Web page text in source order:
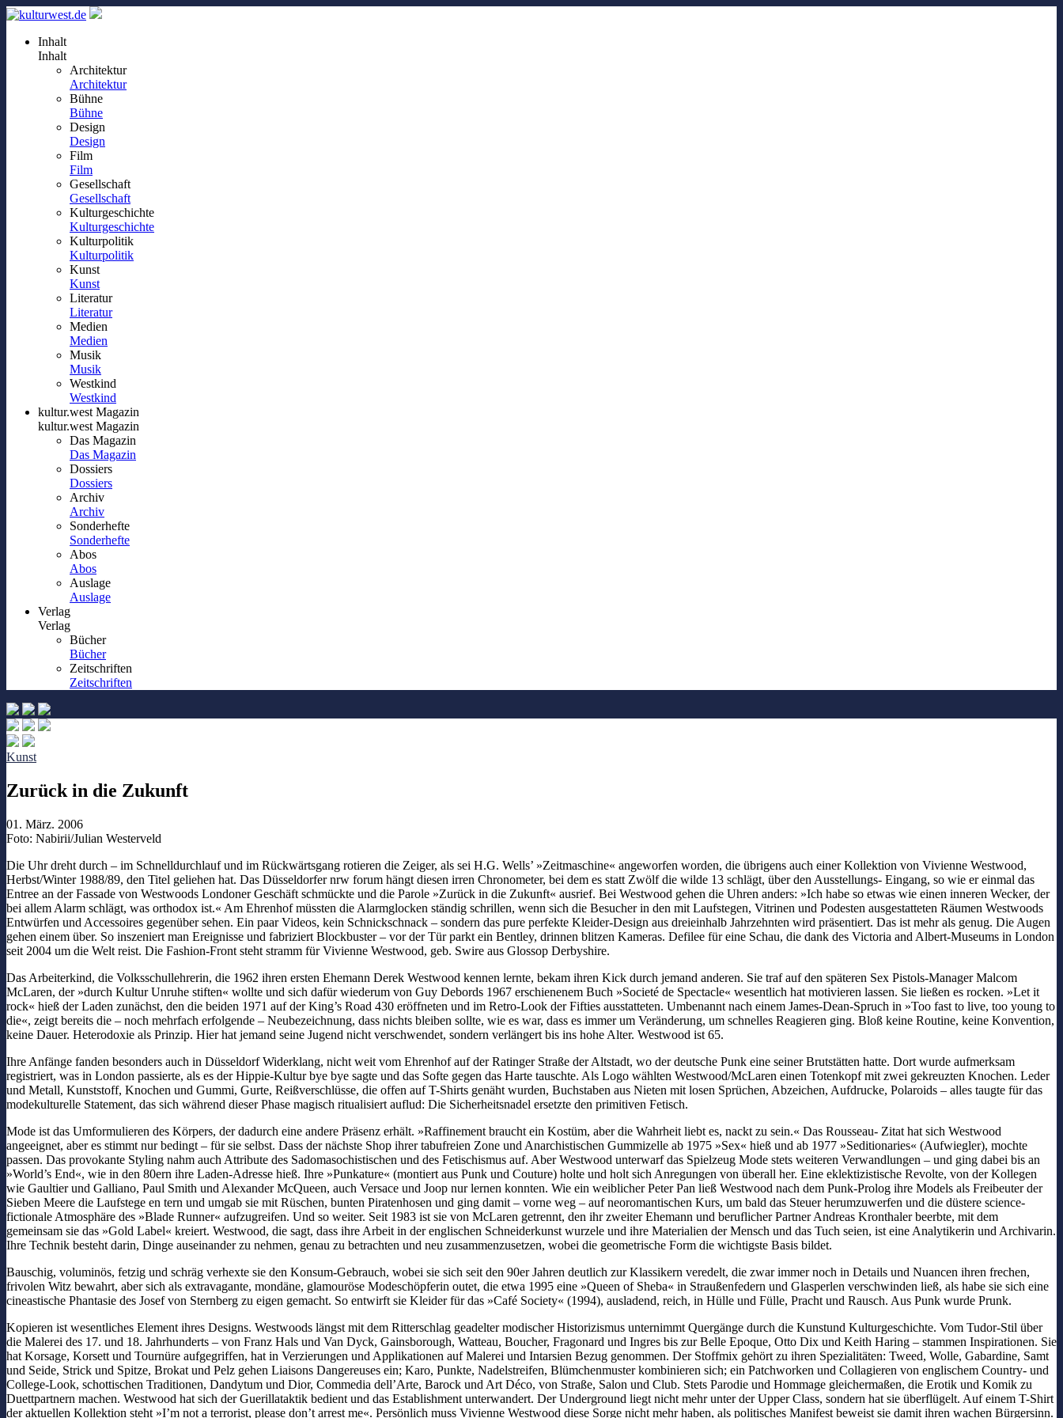
Inhalt
Inhalt
Architektur
Architektur
Bühne
Bühne
Design
Design
Film
Film
Gesellschaft
Gesellschaft
Kulturgeschichte
Kulturgeschichte
Kulturpolitik
Kulturpolitik
Kunst
Kunst
Literatur
Literatur
Medien
Medien
Musik
Musik
Westkind
Westkind
kultur.west Magazin
kultur.west Magazin
Das Magazin
Das Magazin
Dossiers
Dossiers
Archiv
Archiv
Sonderhefte
Sonderhefte
Abos
Abos
Auslage
Auslage
Verlag
Verlag
Bücher
Bücher
Zeitschriften
Zeitschriften
Kunst
Zurück in die Zukunft
01. März. 2006
Foto: Nabirii/Julian Westerveld
Die Uhr dreht durch – im Schnelldurchlauf und im Rückwärtsgang rotieren die Zeiger, als sei H.G. Wells’ »Zeitmaschine« angeworfen worden, die übrigens auch einer Kollektion von Vivienne Westwood,
Herbst/Winter 1988/89, den Titel geliehen hat. Das Düsseldorfer nrw forum hängt diesen irren Chronometer, bei dem es statt Zwölf die wilde 13 schlägt, über den Ausstellungs- Eingang, so wie er einmal das
Entree an der Fassade von Westwoods Londoner Geschäft schmückte und die Parole »Zurück in die Zukunft« ausrief. Bei Westwood gehen die Uhren anders: »Ich habe so etwas wie einen inneren Wecker, der
bei allem Alarm schlägt, was orthodox ist.« Am Ehrenhof müssten die Alarmglocken ständig schrillen, wenn sich die Besucher in den mit Laufstegen, Vitrinen und Podesten ausgestatteten Räumen Westwoods
Entwürfen und Accessoires gegenüber sehen. Ein paar Videos, kein Schnickschnack – sondern das pure perfekte Kleider-Design aus dreieinhalb Jahrzehnten wird präsentiert. Das ist mehr als genug. Die Augen
gehen einem über. So inszeniert man Ereignisse und fabriziert Blockbuster – vor der Tür parkt ein Bentley, drinnen blitzen Kameras. Defilee für eine Schau, die dank des Victoria and Albert-Museums in London
seit 2004 um die Welt reist. Die Fashion-Front steht stramm für Vivienne Westwood, geb. Swire aus Glossop Derbyshire.
Das Arbeiterkind, die Volksschullehrerin, die 1962 ihren ersten Ehemann Derek Westwood kennen lernte, bekam ihren Kick durch jemand anderen. Sie traf auf den späteren Sex Pistols-Manager Malcom
McLaren, der »durch Kultur Unruhe stiften« wollte und sich dafür wiederum von Guy Debords 1967 erschienenem Buch »Societé de Spectacle« wesentlich hat motivieren lassen. Sie ließen es rocken. »Let it
rock« hieß der Laden zunächst, den die beiden 1971 auf der King’s Road 430 eröffneten und im Retro-Look der Fifties ausstatteten. Umbenannt nach einem James-Dean-Spruch in »Too fast to live, too young to
die«, zeigt bereits die – noch mehrfach erfolgende – Neubezeichnung, dass nichts bleiben sollte, wie es war, dass es immer um Veränderung, um schnelles Reagieren ging. Bloß keine Routine, keine Konvention,
keine Dauer. Heterodoxie als Prinzip. Hier hat jemand seine Jugend nicht verschwendet, sondern verlängert bis ins hohe Alter. Westwood ist 65.
Ihre Anfänge fanden besonders auch in Düsseldorf Widerklang, nicht weit vom Ehrenhof auf der Ratinger Straße der Altstadt, wo der deutsche Punk eine seiner Brutstätten hatte. Dort wurde aufmerksam
registriert, was in London passierte, als es der Hippie-Kultur bye bye sagte und das Softe gegen das Harte tauschte. Als Logo wählten Westwood/McLaren einen Totenkopf mit zwei gekreuzten Knochen. Leder
und Metall, Kunststoff, Knochen und Gummi, Gurte, Reißverschlüsse, die offen auf T-Shirts genäht wurden, Buchstaben aus Nieten mit losen Sprüchen, Abzeichen, Aufdrucke, Polaroids – alles taugte für das
modekulturelle Statement, das sich während dieser Phase magisch ritualisiert auflud: Die Sicherheitsnadel ersetzte den primitiven Fetisch.
Mode ist das Umformulieren des Körpers, der dadurch eine andere Präsenz erhält. »Raffinement braucht ein Kostüm, aber die Wahrheit liebt es, nackt zu sein.« Das Rousseau- Zitat hat sich Westwood
angeeignet, aber es stimmt nur bedingt – für sie selbst. Dass der nächste Shop ihrer tabufreien Zone und Anarchistischen Gummizelle ab 1975 »Sex« hieß und ab 1977 »Seditionaries« (Aufwiegler), mochte
passen. Das provokante Styling nahm auch Attribute des Sadomasochistischen und des Fetischismus auf. Aber Westwood unterwarf das Spielzeug Mode stets weiteren Verwandlungen – und ging dabei bis an
»World’s End«, wie in den 80ern ihre Laden-Adresse hieß. Ihre »Punkature« (montiert aus Punk und Couture) holte und holt sich Anregungen von überall her. Eine eklektizistische Revolte, von der Kollegen
wie Gaultier und Galliano, Paul Smith und Alexander McQueen, auch Versace und Joop nur lernen konnten. Wie ein weiblicher Peter Pan ließ Westwood nach dem Punk-Prolog ihre Models als Freibeuter der
Sieben Meere die Laufstege en tern und umgab sie mit Rüschen, bunten Piratenhosen und ging damit – vorne weg – auf neoromantischen Kurs, um bald das Steuer herumzuwerfen und die düstere science-
fictionale Atmosphäre des »Blade Runner« aufzugreifen. Und so weiter. Seit 1983 ist sie von McLaren getrennt, den ihr zweiter Ehemann und beruflicher Partner Andreas Kronthaler beerbte, mit dem
gemeinsam sie das »Gold Label« kreiert. Westwood, die sagt, dass ihre Arbeit in der englischen Schneiderkunst wurzele und ihre Materialien der Mensch und das Tuch seien, ist eine Analytikerin und Archivarin.
Ihre Technik besteht darin, Dinge auseinander zu nehmen, genau zu betrachten und neu zusammenzusetzen, wobei die geometrische Form die wichtigste Basis bildet.
Bauschig, voluminös, fetzig und schräg verhexte sie den Konsum-Gebrauch, wobei sie sich seit den 90er Jahren deutlich zur Klassikern veredelt, die zwar immer noch in Details und Nuancen ihren frechen,
frivolen Witz bewahrt, aber sich als extravagante, mondäne, glamouröse Modeschöpferin outet, die etwa 1995 eine »Queen of Sheba« in Straußenfedern und Glasperlen verschwinden ließ, als habe sie sich eine
cineastische Phantasie des Josef von Sternberg zu eigen gemacht. So entwirft sie Kleider für das »Café Society« (1994), ausladend, reich, in Hülle und Fülle, Pracht und Rausch. Aus Punk wurde Prunk.
Kopieren ist wesentliches Element ihres Designs. Westwoods längst mit dem Ritterschlag geadelter modischer Historizismus unternimmt Quergänge durch die Kunstund Kulturgeschichte. Vom Tudor-Stil über
die Malerei des 17. und 18. Jahrhunderts – von Franz Hals und Van Dyck, Gainsborough, Watteau, Boucher, Fragonard und Ingres bis zur Belle Epoque, Otto Dix und Keith Haring – stammen Inspirationen. Sie
hat Korsage, Korsett und Tournüre aufgegriffen, hat in Verzierungen und Applikationen auf Malerei und Intarsien Bezug genommen. Der Stoffmix gehört zu ihren Spezialitäten: Tweed, Wolle, Gabardine, Samt
und Seide, Strick und Spitze, Brokat und Pelz gehen Liaisons Dangereuses ein; Karo, Punkte, Nadelstreifen, Blümchenmuster kombinieren sich; ein Patchworken und Collagieren von englischem Country- und
College-Look, schottischen Traditionen, Dandytum und Dior, Commedia dell’Arte, Barock und Art Déco, von Straße, Salon und Club. Stets Parodie und Hommage gleichermaßen, die Erotik und Komik zu
Duettpartnern machen. Westwood hat sich der Guerillataktik bedient und das Establishment unterwandert. Der Underground liegt nicht mehr unter der Upper Class, sondern hat sie überflügelt. Auf einem T-Shirt
der aktuellen Kollektion steht »I’m not a terrorist, please don’t arrest me«. Persönlich muss Vivienne Westwood diese Sorge nicht mehr haben, als politisches Manifest beweist sie damit ihren wachen Bürgersinn.